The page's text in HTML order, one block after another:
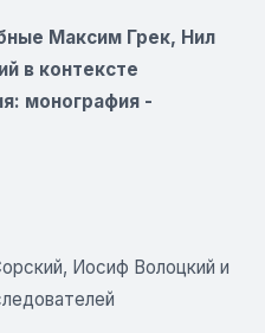
Максим Грек, Нил
в контексте
монография -
Иосиф Волоцкий и